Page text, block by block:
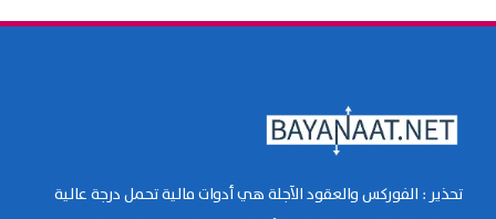
تحذير : الفوركس والعقود الآجلة هي أدوات مالية تحمل درجة عالية